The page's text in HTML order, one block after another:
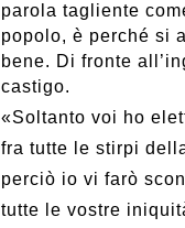
parola tagliente
popolo, è perché si
bene. Di fronte
castigo.
«Soltanto voi ho
fra tutte le stirpi
perciò io vi farò
tutte le vostre